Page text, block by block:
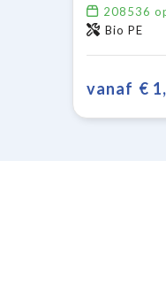
208536
Bio PE
vanaf €